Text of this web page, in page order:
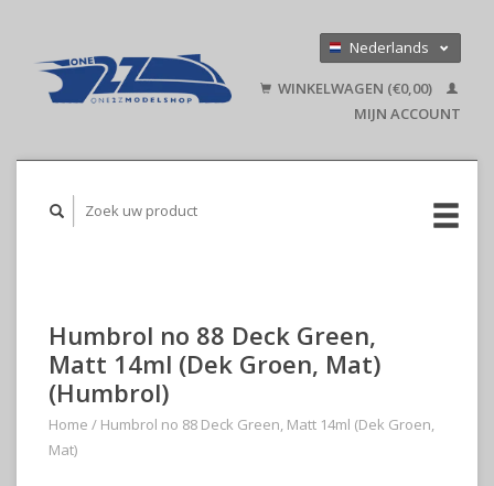
Nederlands
English
WINKELWAGEN (€0,00)
MIJN ACCOUNT
Humbrol no 88 Deck Green,
Matt 14ml (Dek Groen, Mat)
(Humbrol)
Home / Humbrol no 88 Deck Green, Matt 14ml (Dek Groen,
Mat)